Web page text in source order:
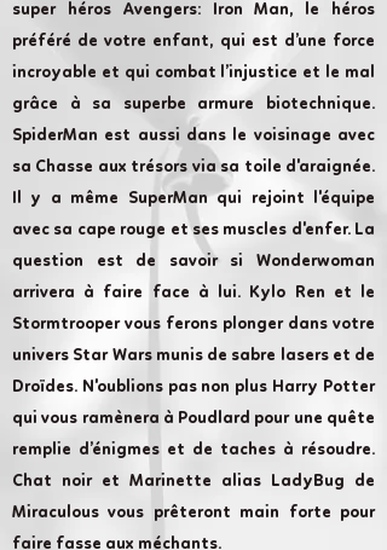
super héros Avengers: Iron Man, le héros
préféré de votre enfant, qui est d’une force
incroyable et qui combat l’injustice et le mal
grâce à sa superbe armure biotechnique.
SpiderMan est aussi dans le voisinage avec
sa Chasse aux trésors via sa toile d'araignée.
Il y a même SuperMan qui rejoint l'équipe
avec sa cape rouge et ses muscles d'enfer. La
question est de savoir si Wonderwoman
arrivera à faire face à lui. Kylo Ren et le
Stormtrooper vous ferons plonger dans votre
univers Star Wars munis de sabre lasers et de
Droïdes. N'oublions pas non plus Harry Potter
qui vous ramènera à Poudlard pour une quête
remplie d’énigmes et de taches à résoudre.
Chat noir et Marinette alias LadyBug de
Miraculous vous prêteront main forte pour
faire fasse aux méchants.